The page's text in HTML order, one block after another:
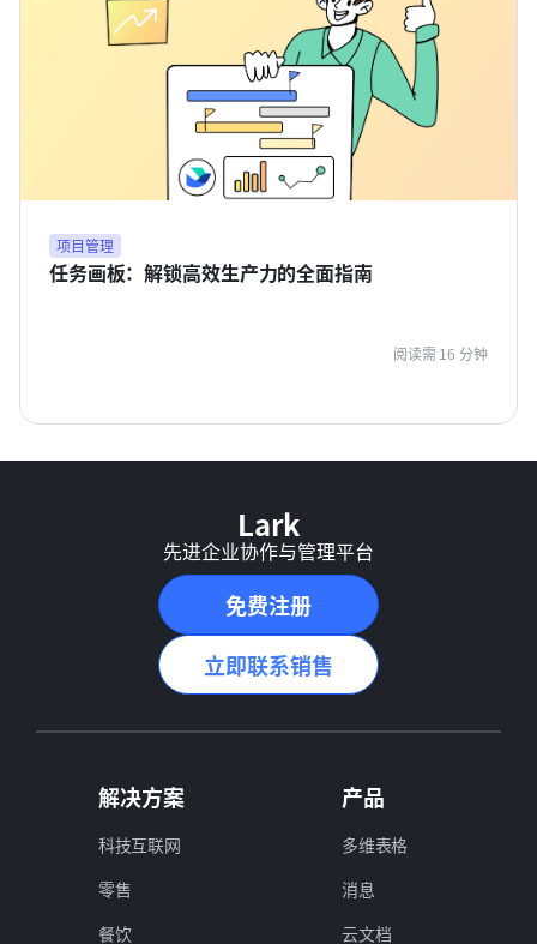
项目管理
任务画板：解锁高效生产力的全面指南
阅读需 16 分钟
Lark
先进企业协作与管理平台
免费注册
立即联系销售
解决方案
科技互联网
零售
餐饮
产品
多维表格
消息
云文档